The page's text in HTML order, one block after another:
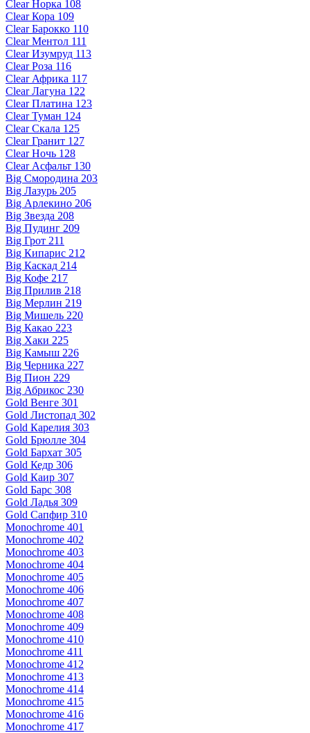
Clear Норка 108
Clear Кора 109
Clear Барокко 110
Clear Ментол 111
Clear Изумруд 113
Clear Роза 116
Clear Африка 117
Clear Лагуна 122
Clear Платина 123
Clear Туман 124
Clear Скала 125
Clear Гранит 127
Clear Ночь 128
Clear Асфальт 130
Big Смородина 203
Big Лазурь 205
Big Арлекино 206
Big Звезда 208
Big Пудинг 209
Big Грот 211
Big Кипарис 212
Big Каскад 214
Big Кофе 217
Big Прилив 218
Big Мерлин 219
Big Мишель 220
Big Какао 223
Big Хаки 225
Big Камыш 226
Big Черника 227
Big Пион 229
Big Абрикос 230
Gold Венге 301
Gold Листопад 302
Gold Карелия 303
Gold Брюлле 304
Gold Бархат 305
Gold Кедр 306
Gold Каир 307
Gold Барс 308
Gold Ладья 309
Gold Сапфир 310
Monochrome 401
Monochrome 402
Monochrome 403
Monochrome 404
Monochrome 405
Monochrome 406
Monochrome 407
Monochrome 408
Monochrome 409
Monochrome 410
Monochrome 411
Monochrome 412
Monochrome 413
Monochrome 414
Monochrome 415
Monochrome 416
Monochrome 417